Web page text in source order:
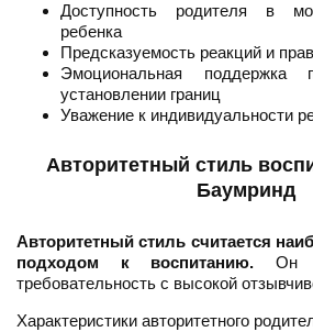
Доступность родителя в
ребенка
Предсказуемость реакций и
Эмоциональная поддержка
установлении границ
Уважение к индивидуальности
Авторитетный стиль
Баумринд
Авторитетный стиль считается
подходом к воспитанию. Он
требовательность с высокой
Характеристики авторитетного